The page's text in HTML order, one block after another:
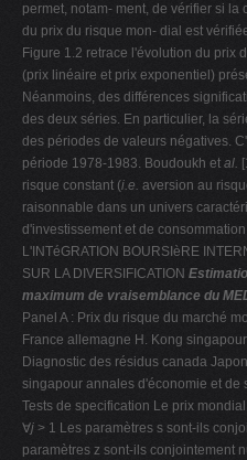
permet, notam- ment, de vérifier si
du prix du risque mon- dial est
Figure 1.2 retrace l'évolution du prix
(prix linéaire et prix exponentiel)
Néanmoins, des différences
des deux séries. En particulier, la
des périodes de valeurs négatives.
période 1978-1983. Boudoukh et al.
risque constant (i.e. aversion au
raisonnable dans un univers
d'investissement et de
L'INTéGRATION BOURSIèRE
SUR LA DIVERSIFICATION
maximum de vraisemblance du
Panel A : Prix du risque du marché
France allemagne H. Kong
Diagnostic des résidus canada
singapour annales d'économie et de
Tests de specification Le prix
∀j > 1 Les paramètres s sont-ils
paramètres z sont-ils conjointement